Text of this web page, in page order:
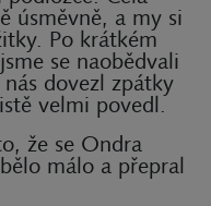
úsměvně, a my si
Po krátkém
se naobědvali
dovezl zpátky
velmi povedl.
že se Ondra
málo a přepral